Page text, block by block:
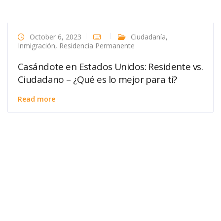
October 6, 2023 Ciudadanía,
Inmigración, Residencia Permanente
Casándote en Estados Unidos: Residente vs.
Ciudadano – ¿Qué es lo mejor para ti?
Read more